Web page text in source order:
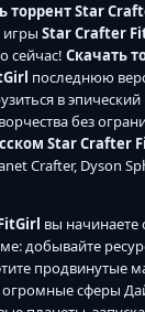
торрент Star
игры Star Crafter
сейчас! Скачать
последнюю
в
без
Star Crafter
Crafter, Dyson
вы начинаете
добывайте
продвинутые
сферы